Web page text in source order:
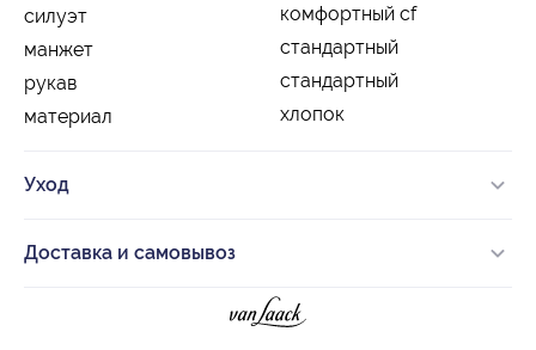
силуэт
комфортный cf
манжет
стандартный
рукав
стандартный
материал
хлопок
Уход
Доставка и самовывоз